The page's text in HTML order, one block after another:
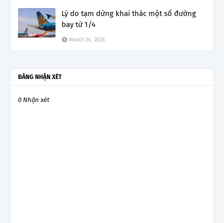
Lý do tạm dừng khai thác một số đường
bay từ 1/4
March 24, 2026
ĐĂNG NHẬN XÉT
0 Nhận xét